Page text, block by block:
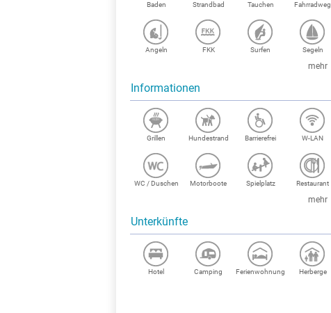
Baden Strandbad Tauchen Fahrradweg
Angeln FKK Surfen Segeln
mehr
Informationen
Grillen Hundestrand Barrierefrei W-LAN
WC / Duschen Motorboote Spielplatz Restaurant
mehr
Unterkünfte
Hotel Camping Ferienwohnung Herberge